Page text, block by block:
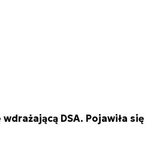
DSA. Pojawiła się